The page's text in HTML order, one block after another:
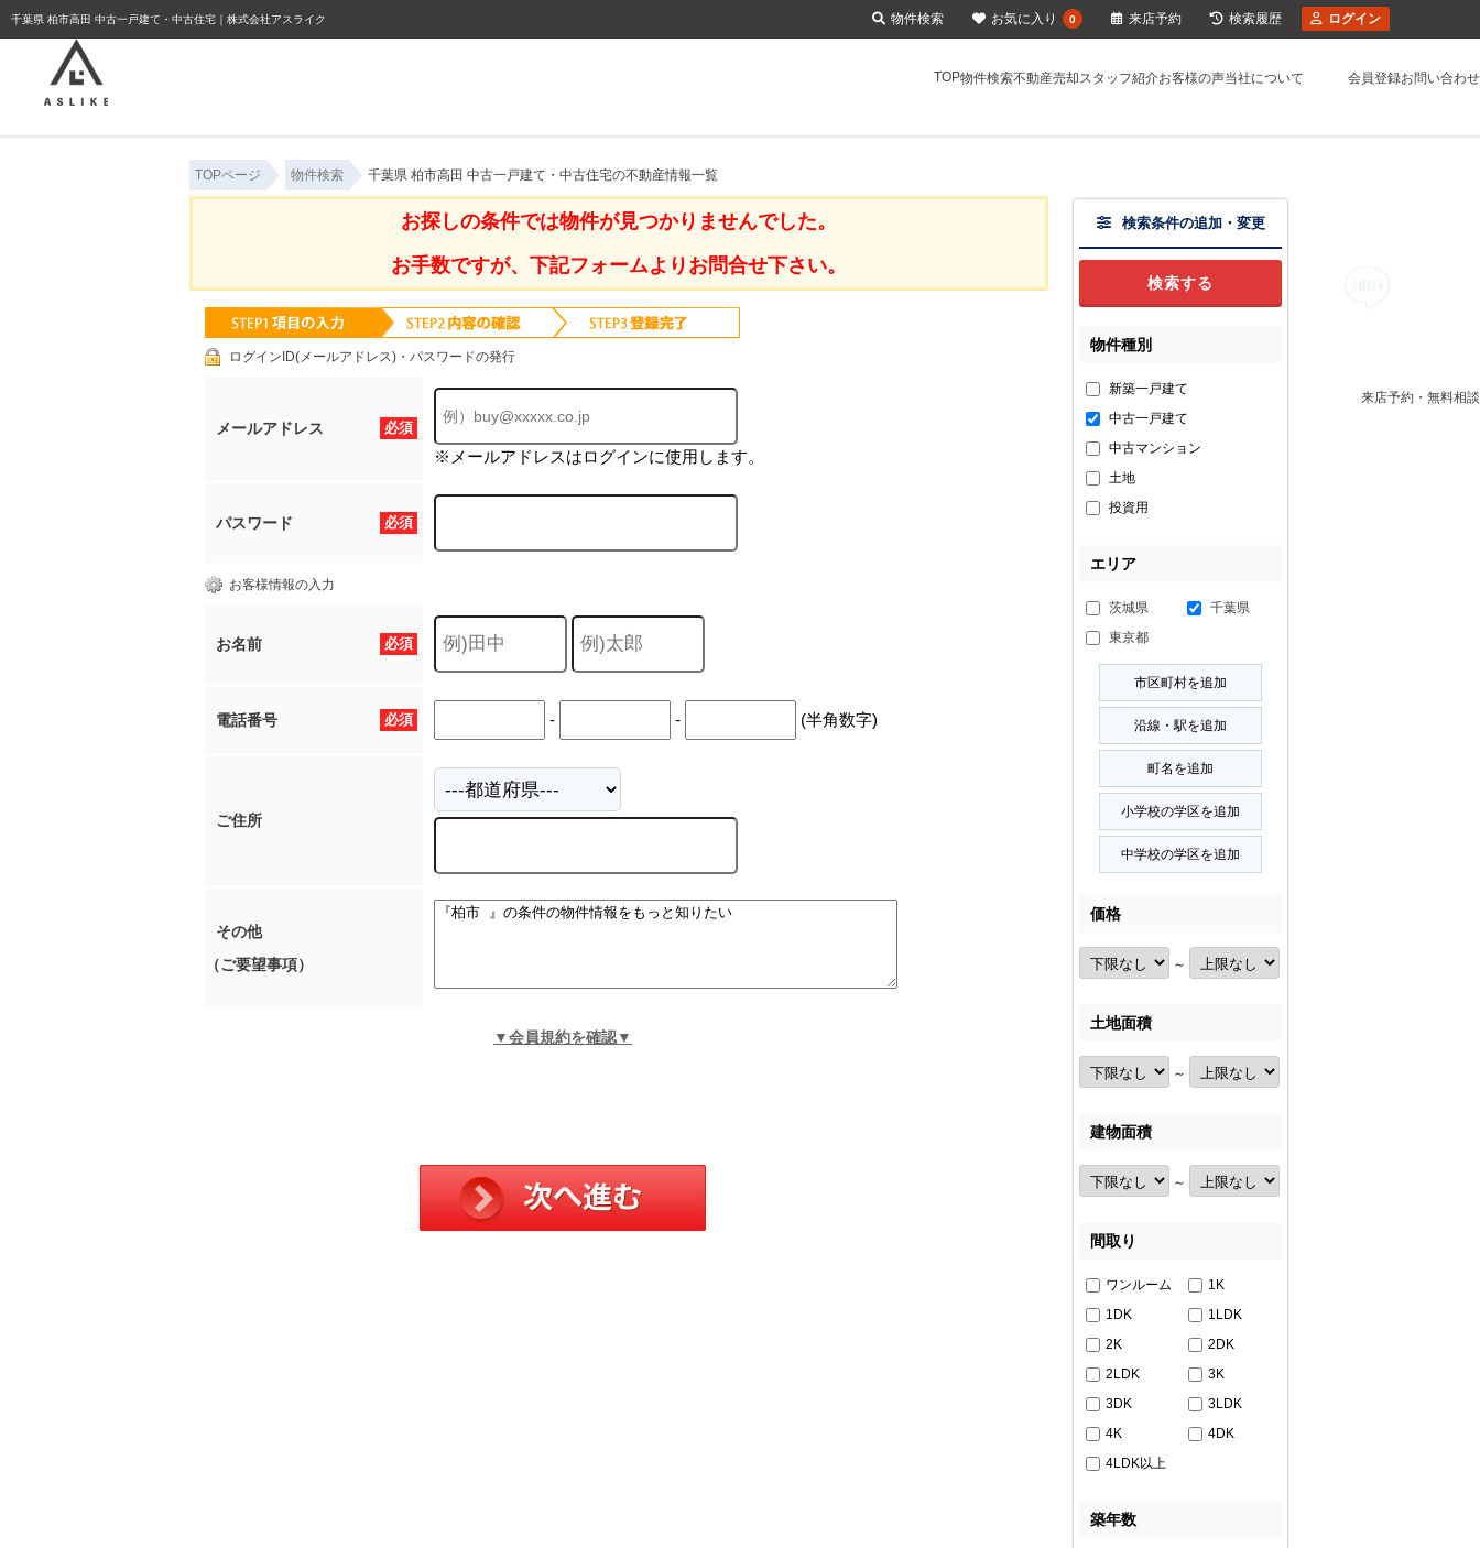
千葉県 柏市高田 中古一戸建て・中古住宅｜株式会社アスライク
TOP物件検索不動産売却スタッフ紹介お客様の声当社について 会員登録お問い合わせ
来店予約・無料相談
TOPページ 物件検索 千葉県 柏市高田 中古一戸建て・中古住宅の不動産情報一覧
お探しの条件では物件が見つかりませんでした。
お手数ですが、下記フォームよりお問合せ下さい。
ログインID(メールアドレス)・パスワードの発行
必須
メールアドレス
※メールアドレスはログインに使用します。
必須
パスワード
お客様情報の入力
必須
お名前
必須
電話番号 - - (半角数字)
ご住所
その他
（ご要望事項）
▼会員規約を確認▼
検索条件の追加・変更
物件種別
新築一戸建て
中古一戸建て
中古マンション
土地
投資用
エリア
茨城県
千葉県
東京都
価格
～
土地面積
～
建物面積
～
間取り
ワンルーム
1K
1DK
1LDK
2K
2DK
2LDK
3K
3DK
3LDK
4K
4DK
4LDK以上
築年数
物件検索 お気に入り 0 来店予約 検索履歴 ログイン